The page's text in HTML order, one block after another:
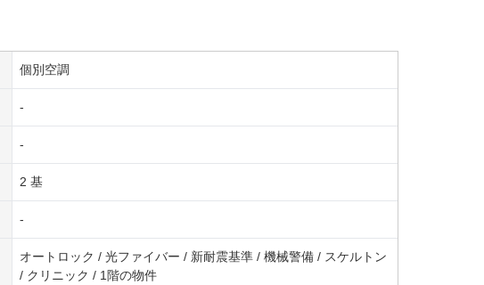
個別空調
-
-
2 基
-
オートロック / 光ファイバー / 新耐震基準 / 機械警備 / スケルトン
/ クリニック / 1階の物件